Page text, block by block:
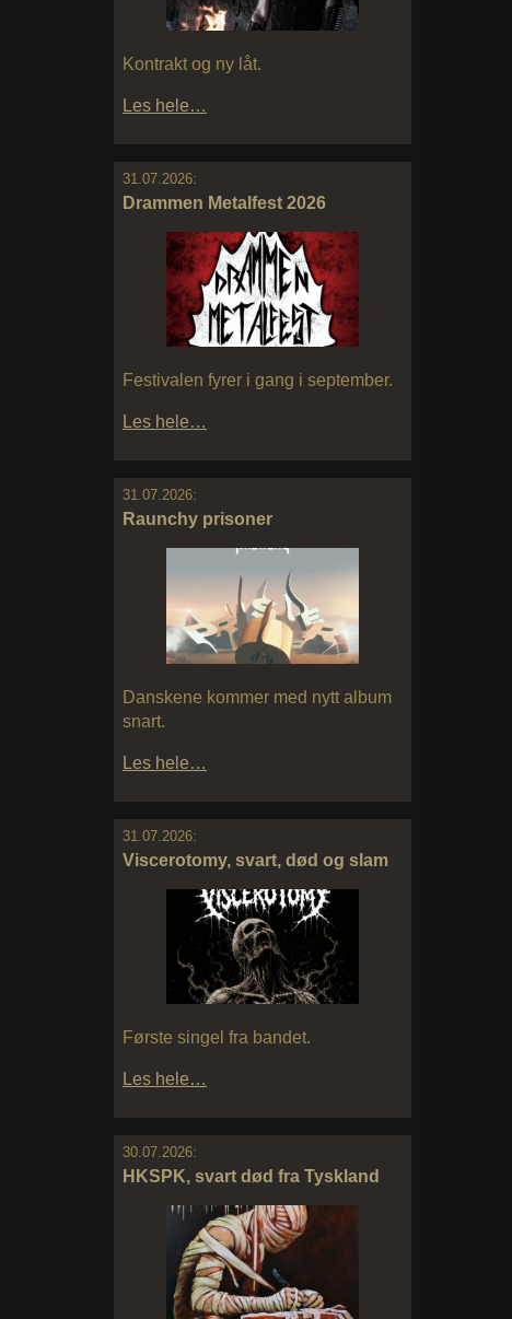
Kontrakt og ny låt.
Les hele…
31.07.2026:
Drammen Metalfest 2026
Festivalen fyrer i gang i september.
Les hele…
31.07.2026:
Raunchy prisoner
Danskene kommer med nytt album
snart.
Les hele…
31.07.2026:
Viscerotomy, svart, død og slam
Første singel fra bandet.
Les hele…
30.07.2026:
HKSPK, svart død fra Tyskland